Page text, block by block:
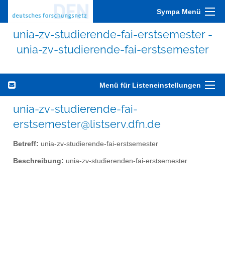
Sympa Menü
unia-zv-studierende-fai-erstsemester -
unia-zv-studierende-fai-erstsemester
Menü für Listeneinstellungen
unia-zv-studierende-fai-
erstsemester@listserv.dfn.de
Betreff: unia-zv-studierende-fai-erstsemester
Beschreibung: unia-zv-studierenden-fai-erstsemester